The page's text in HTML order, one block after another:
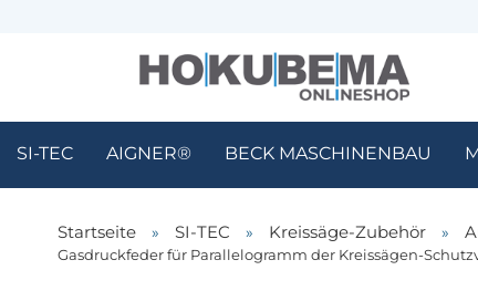
SI-TEC AIGNER® BECK MASCHINENBAU
Startseite » SI-TEC » Kreissäge-Zubehör »
Gasdruckfeder für Parallelogramm der Kreissägen-